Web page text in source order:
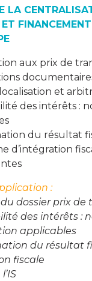
LA
ET FINANCEMENT
aux prix de
et
des intérêts :
du résultat
d’intégration
:
dossier prix de
des intérêts :
applicables
du résultat
fiscale